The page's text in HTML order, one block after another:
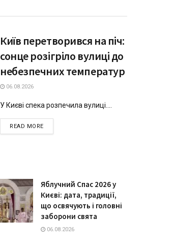
Київ перетворився на піч:
сонце розігріло вулиці до
небезпечних температур
06.08.2026
У Києві спека розпечила вулиці....
READ MOREDETAILS
Яблучний Спас 2026 у
Києві: дата, традиції,
що освячують і головні
заборони свята
06.08.2026